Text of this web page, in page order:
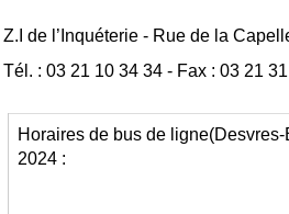
Z.I de l’Inquéterie - Rue de la
Tél. : 03 21 10 34 34 - Fax : 03 21
Horaires de bus de
2024 :